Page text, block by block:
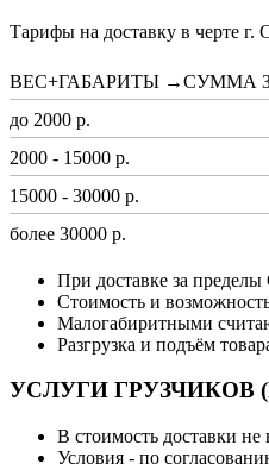
Тарифы на доставку в черте г.
ВЕС+ГАБАРИТЫ →СУММА
до 2000 р.
2000 - 15000 р.
15000 - 30000 р.
более 30000 р.
При доставке за пределы
Стоимость и
Малогабиритными
Разгрузка и подъём
УСЛУГИ ГРУЗЧИКОВ
В стоимость доставки не
Условия - по